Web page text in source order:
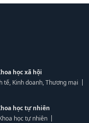
học xã hội
tế, Kinh doanh, Thương mại
học tự nhiên
học tự nhiên